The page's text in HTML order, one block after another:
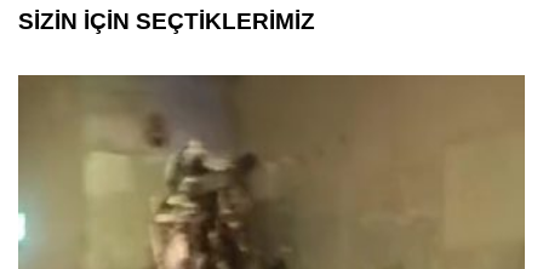
SİZİN İÇİN SEÇTİKLERİMİZ